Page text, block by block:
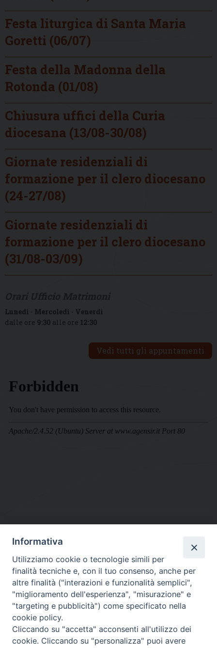
Festa liturgica di Santa Maria
Goretti (06/07)
Festa della Madonna della
Rotonda (01/08)
Chiusura uffici della Curia
diocesana (13/08-30/08)
Giornate residenziali di
formazione per il clero diocesano
(24-27/08)
Giornate residenziali di
formazione per il clero diocesano
(31/08-03/09)
Lunedì - Mercoledì - Venerdì
dalle ore 9:30 alle ore 12:30
Vedi tutti gli appuntamenti
DIOCESI SUBURBICARIA DI ALBANO
Contatti:Tel.: 06.93268401 - Fax.: 06.9323844
E-mail:curia@diocesidialbano.it
Orari: dal Lunedì al Venerdì Ore: 9:00 - 13:00
Lunedì, Mercoledì e Venerdì, Ore 9:30 - 12:30
Informativa
Utilizziamo cookie o tecnologie simili per
finalità tecniche e, con il tuo consenso, anche per
altre finalità ("interazioni e funzionalità semplici",
"miglioramento dell'esperienza", "misurazione" e
"targeting e pubblicità") come specificato nella
cookie policy.
Cliccando su "accetta" acconsenti all'utilizzo dei
cookie. Cliccando su "personalizza" puoi avere